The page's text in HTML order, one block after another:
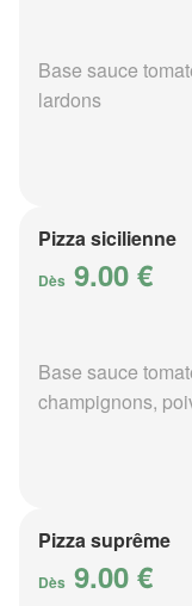
Base sauce
lardons
Pizza sicilienne
Dès 9.00 €
Base sauce
champignons,
Pizza suprême
Dès 9.00 €